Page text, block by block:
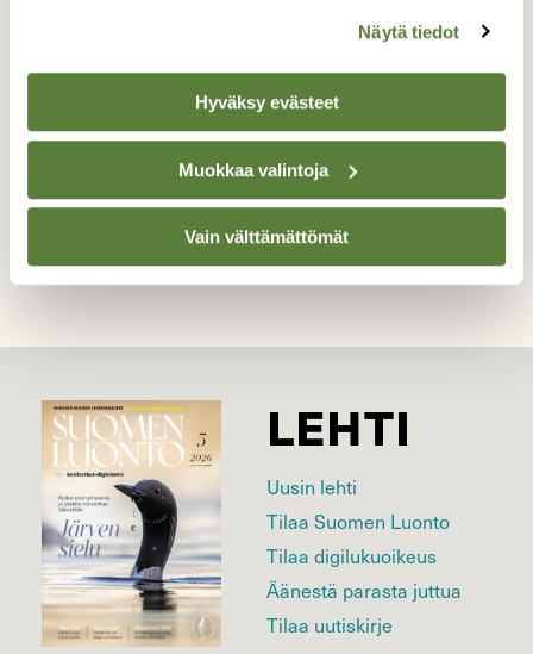
Näytä tiedot
Hyväksy evästeet
Muokkaa valintoja
Vain välttämättömät
Joulukuussa järven jää oli päällystetty
Kuvaaja: Leena Milevski
Kilpailun etusivulle
LEHTI
Uusin lehti
Tilaa Suomen Luonto
Tilaa digilukuoikeus
Äänestä parasta juttua
Tilaa uutiskirje